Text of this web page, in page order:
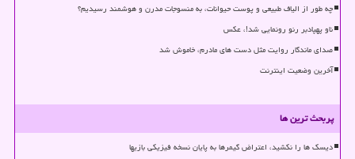
چه طور از الیاف طبیعی و پوست حیوانات، به منسوجات مدرن و هوشمند رسیدیم؟
ناو پهپادبر رنو رونمایی شد!، عکس
صدای ماندگار روایت مثل دست های مادرم، خاموش شد
آخرین وضعیت اینترنت
پربحث ترین ها
دیسک ها را نکشید، اعتراض گیمرها به پایان نسخه فیزیکی بازیها